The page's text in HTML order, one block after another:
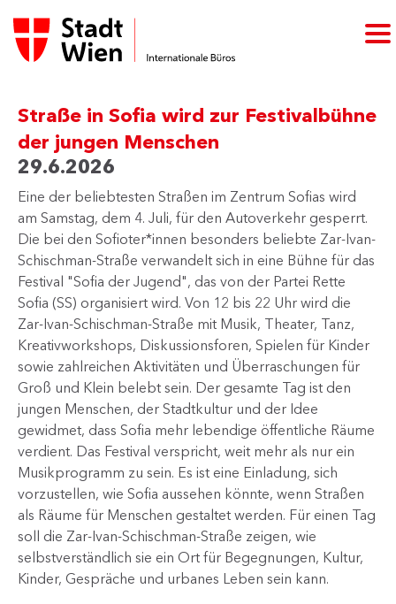
Straße in Sofia wird zur Festivalbühne
der jungen Menschen
29.6.2026
Eine der beliebtesten Straßen im Zentrum Sofias wird
am Samstag, dem 4. Juli, für den Autoverkehr gesperrt.
Die bei den Sofioter*innen besonders beliebte Zar-Ivan-
Schischman-Straße verwandelt sich in eine Bühne für das
Festival "Sofia der Jugend", das von der Partei Rette
Sofia (SS) organisiert wird. Von 12 bis 22 Uhr wird die
Zar-Ivan-Schischman-Straße mit Musik, Theater, Tanz,
Kreativworkshops, Diskussionsforen, Spielen für Kinder
sowie zahlreichen Aktivitäten und Überraschungen für
Groß und Klein belebt sein. Der gesamte Tag ist den
jungen Menschen, der Stadtkultur und der Idee
gewidmet, dass Sofia mehr lebendige öffentliche Räume
verdient. Das Festival verspricht, weit mehr als nur ein
Musikprogramm zu sein. Es ist eine Einladung, sich
vorzustellen, wie Sofia aussehen könnte, wenn Straßen
als Räume für Menschen gestaltet werden. Für einen Tag
soll die Zar-Ivan-Schischman-Straße zeigen, wie
selbstverständlich sie ein Ort für Begegnungen, Kultur,
Kinder, Gespräche und urbanes Leben sein kann.​